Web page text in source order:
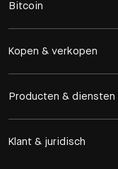
Bitcoin
Kopen & verkopen
Producten & diensten
Klant & juridisch